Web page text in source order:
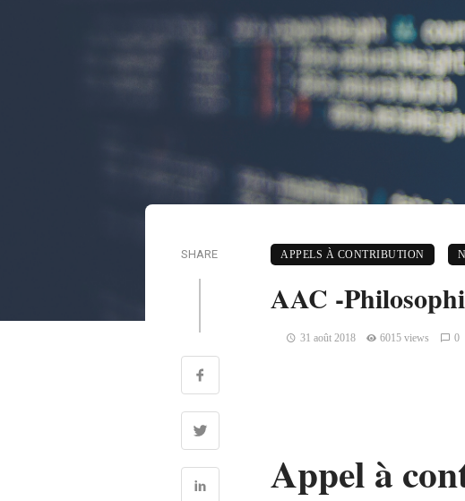
SHARE APPELS À CONTRIBUTION
AAC -
31 août 2018 6015 views 0
Appel à